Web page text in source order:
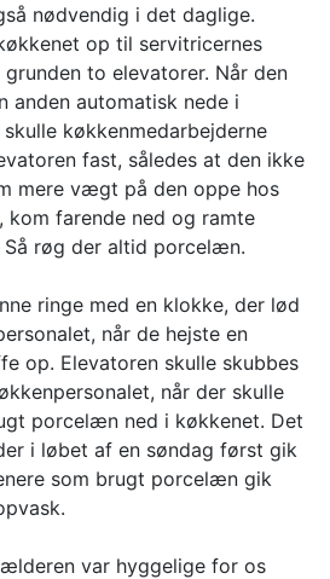
nødvendig i det daglige.
op til servitricernes
to elevatorer. Når den
anden automatisk nede i
køkkenmedarbejderne
fast, således at den ikke
mere vægt på den oppe hos
kom farende ned og ramte
Så røg der altid porcelæn.
ringe med en klokke, der lød
når de hejste en
op. Elevatoren skulle skubbes
når der skulle
porcelæn ned i køkkenet. Det
i løbet af en søndag først gik
som brugt porcelæn gik
var hyggelige for os